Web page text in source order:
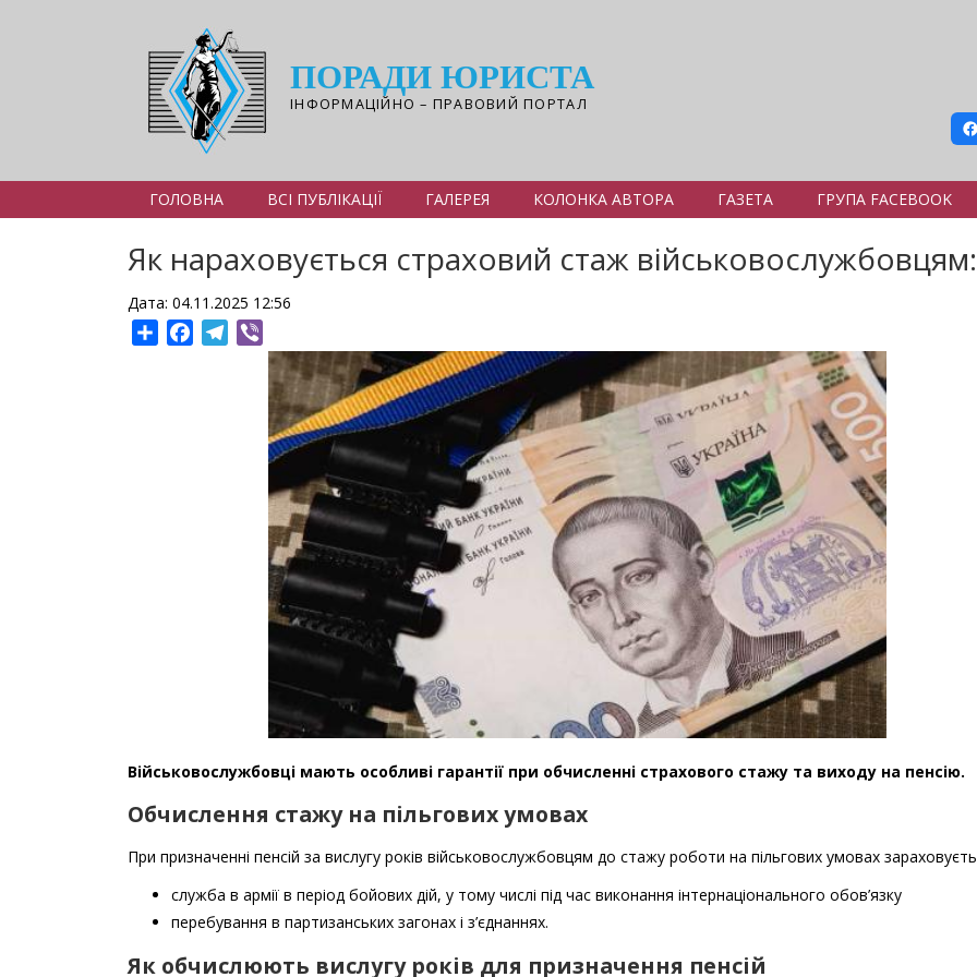
ПОРАДИ ЮРИСТА
ІНФОРМАЦІЙНО – ПРАВОВИЙ ПОРТАЛ
ГОЛОВНА ВСІ ПУБЛІКАЦІЇ ГАЛЕРЕЯ КОЛОНКА АВТОРА ГАЗЕТА ГРУПА FACEBOOK
Як нараховується страховий стаж
Дата: 04.11.2025 12:56
ShareFacebookTelegram
Військовослужбовці мають особливі гарантії при обчисленні страхового стажу та виходу на пенсію.
Обчислення стажу на пільгових умовах
При призначенні пенсій за вислугу років військовослужбовцям до стажу роботи на пільгових умовах
служба в армії в період бойових дій, у тому числі під час виконання інтернаціонального обов’язку
перебування в партизанських загонах і з’єднаннях.
Як обчислюють вислугу років для призначення пенсій